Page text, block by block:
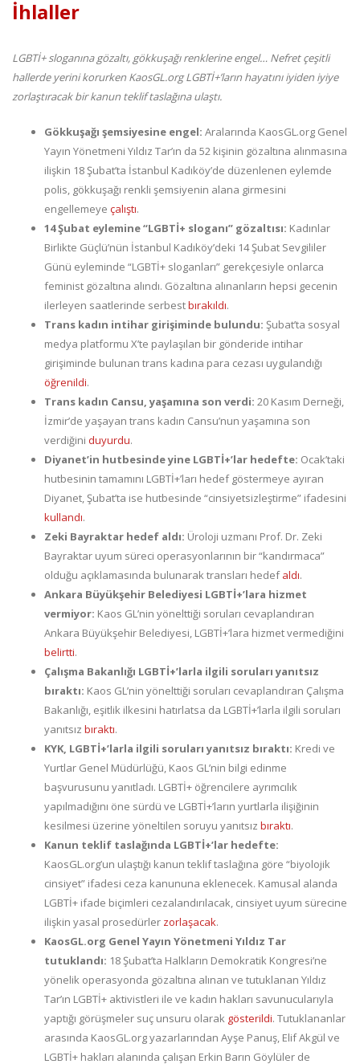
İhlaller
LGBTİ+ sloganına gözaltı, gökkuşağı renklerine engel… Nefret çeşitli
hallerde yerini korurken KaosGL.org LGBTİ+’ların hayatını iyiden iyiye
zorlaştıracak bir kanun teklif taslağına ulaştı.
Gökkuşağı şemsiyesine engel: Aralarında KaosGL.org Genel
Yayın Yönetmeni Yıldız Tar’ın da 52 kişinin gözaltına alınmasına
ilişkin 18 Şubat’ta İstanbul Kadıköy’de düzenlenen eylemde
polis, gökkuşağı renkli şemsiyenin alana girmesini
engellemeye çalıştı.
14 Şubat eylemine “LGBTİ+ sloganı” gözaltısı: Kadınlar
Birlikte Güçlü’nün İstanbul Kadıköy’deki 14 Şubat Sevgililer
Günü eyleminde “LGBTİ+ sloganları” gerekçesiyle onlarca
feminist gözaltına alındı. Gözaltına alınanların hepsi gecenin
ilerleyen saatlerinde serbestbırakıldı.
Trans kadın intihar girişiminde bulundu: Şubat’ta sosyal
medya platformu X’te paylaşılan bir gönderide intihar
girişiminde bulunan trans kadına para cezası uygulandığı
öğrenildi.
Trans kadın Cansu, yaşamına son verdi: 20 Kasım Derneği,
İzmir’de yaşayan trans kadın Cansu’nun yaşamına son
verdiğini duyurdu.
Diyanet’in hutbesinde yine LGBTİ+’lar hedefte: Ocak’taki
hutbesinin tamamını LGBTİ+’ları hedef göstermeye ayıran
Diyanet, Şubat’ta ise hutbesinde “cinsiyetsizleştirme” ifadesini
kullandı.
Zeki Bayraktar hedef aldı: Üroloji uzmanı Prof. Dr. Zeki
Bayraktar uyum süreci operasyonlarının bir “kandırmaca”
olduğu açıklamasında bulunarak transları hedefaldı.
Ankara Büyükşehir Belediyesi LGBTİ+’lara hizmet
vermiyor: Kaos GL’nin yönelttiği soruları cevaplandıran
Ankara Büyükşehir Belediyesi, LGBTİ+’lara hizmet vermediğini
belirtti.
Çalışma Bakanlığı LGBTİ+’larla ilgili soruları yanıtsız
bıraktı: Kaos GL’nin yönelttiği soruları cevaplandıran Çalışma
Bakanlığı, eşitlik ilkesini hatırlatsa da LGBTİ+’larla ilgili soruları
yanıtsız bıraktı.
KYK, LGBTİ+’larla ilgili soruları yanıtsız bıraktı: Kredi ve
Yurtlar Genel Müdürlüğü, Kaos GL’nin bilgi edinme
başvurusunu yanıtladı. LGBTİ+ öğrencilere ayrımcılık
yapılmadığını öne sürdü ve LGBTİ+’ların yurtlarla ilişiğinin
kesilmesi üzerine yöneltilen soruyu yanıtsız bıraktı.
Kanun teklif taslağında LGBTİ+’lar hedefte:
KaosGL.org’un ulaştığı kanun teklif taslağına göre “biyolojik
cinsiyet” ifadesi ceza kanununa eklenecek. Kamusal alanda
LGBTİ+ ifade biçimleri cezalandırılacak, cinsiyet uyum sürecine
ilişkin yasal prosedürler zorlaşacak.
KaosGL.org Genel Yayın Yönetmeni Yıldız Tar
tutuklandı: 18 Şubat’ta Halkların Demokratik Kongresi’ne
yönelik operasyonda gözaltına alınan ve tutuklanan Yıldız
Tar’ın LGBTİ+ aktivistleri ile ve kadın hakları savunucularıyla
yaptığı görüşmeler suç unsuru olarak gösterildi. Tutuklananlar
arasında KaosGL.org yazarlarından Ayşe Panuş, Elif Akgül ve
LGBTİ+ hakları alanında çalışan Erkin Barın Göylüler de